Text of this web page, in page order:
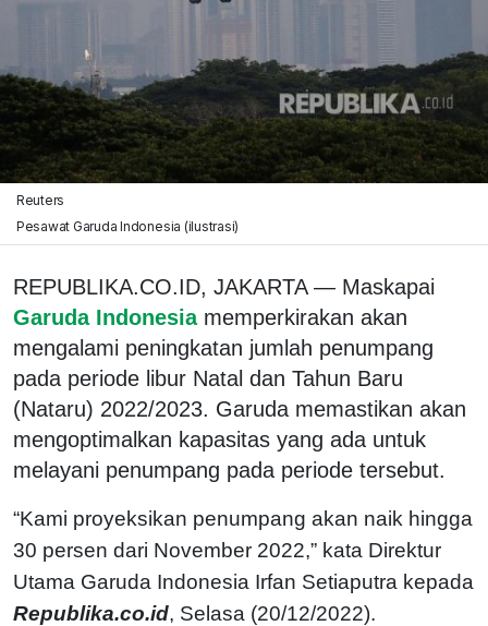
Reuters
Pesawat Garuda Indonesia (ilustrasi)
REPUBLIKA.CO.ID, JAKARTA — Maskapai
Garuda Indonesia memperkirakan akan
mengalami peningkatan jumlah penumpang
pada periode libur Natal dan Tahun Baru
(Nataru) 2022/2023. Garuda memastikan akan
mengoptimalkan kapasitas yang ada untuk
melayani penumpang pada periode tersebut.
“Kami proyeksikan penumpang akan naik hingga
30 persen dari November 2022,” kata Direktur
Utama Garuda Indonesia Irfan Setiaputra kepada
Republika.co.id, Selasa (20/12/2022).